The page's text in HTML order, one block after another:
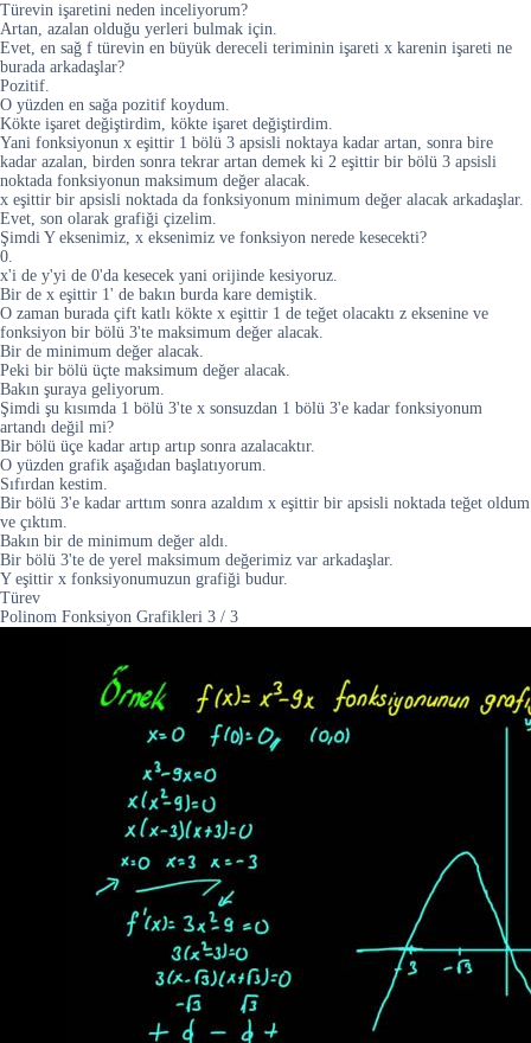
Türevin işaretini neden inceliyorum?
Artan, azalan olduğu yerleri bulmak için.
Evet, en sağ f türevin en büyük dereceli teriminin işareti x karenin işareti ne
burada arkadaşlar?
Pozitif.
O yüzden en sağa pozitif koydum.
Kökte işaret değiştirdim, kökte işaret değiştirdim.
Yani fonksiyonun x eşittir 1 bölü 3 apsisli noktaya kadar artan, sonra bire
kadar azalan, birden sonra tekrar artan demek ki 2 eşittir bir bölü 3 apsisli
noktada fonksiyonun maksimum değer alacak.
x eşittir bir apsisli noktada da fonksiyonum minimum değer alacak arkadaşlar.
Evet, son olarak grafiği çizelim.
Şimdi Y eksenimiz, x eksenimiz ve fonksiyon nerede kesecekti?
0.
x'i de y'yi de 0'da kesecek yani orijinde kesiyoruz.
Bir de x eşittir 1' de bakın burda kare demiştik.
O zaman burada çift katlı kökte x eşittir 1 de teğet olacaktı z eksenine ve
fonksiyon bir bölü 3'te maksimum değer alacak.
Bir de minimum değer alacak.
Peki bir bölü üçte maksimum değer alacak.
Bakın şuraya geliyorum.
Şimdi şu kısımda 1 bölü 3'te x sonsuzdan 1 bölü 3'e kadar fonksiyonum
artandı değil mi?
Bir bölü üçe kadar artıp artıp sonra azalacaktır.
O yüzden grafik aşağıdan başlatıyorum.
Sıfırdan kestim.
Bir bölü 3'e kadar arttım sonra azaldım x eşittir bir apsisli noktada teğet oldum
ve çıktım.
Bakın bir de minimum değer aldı.
Bir bölü 3'te de yerel maksimum değerimiz var arkadaşlar.
Y eşittir x fonksiyonumuzun grafiği budur.
Türev
Polinom Fonksiyon Grafikleri 3 / 3